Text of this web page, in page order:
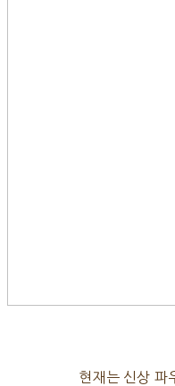
현재는 신상 파